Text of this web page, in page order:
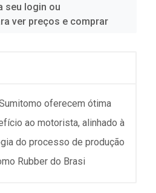
seu login ou
ver preços e comprar
oferecem ótima
ao motorista, alinhado à
do processo de produção
Rubber do Brasi